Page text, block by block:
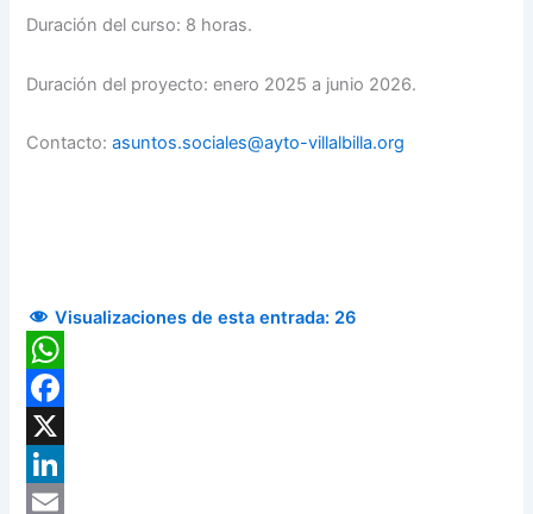
Duración del curso: 8 horas.
Duración del proyecto: enero 2025 a junio 2026.
Contacto:asuntos.sociales@ayto-villalbilla.org
Visualizaciones de esta entrada: 26
WhatsApp
Facebook
X
LinkedIn